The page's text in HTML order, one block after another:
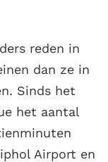
reden in
dan ze in
Sinds het
het aantal
Airport en